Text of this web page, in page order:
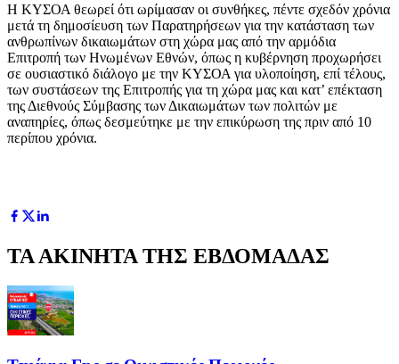
Η ΚΥΣΟΑ θεωρεί ότι ωρίμασαν οι συνθήκες, πέντε σχεδόν χρόνια
μετά τη δημοσίευση των Παρατηρήσεων για την κατάσταση των
ανθρωπίνων δικαιωμάτων στη χώρα μας από την αρμόδια
Επιτροπή των Ηνωμένων Εθνών, όπως η κυβέρνηση προχωρήσει
σε ουσιαστικό διάλογο με την ΚΥΣΟΑ για υλοποίηση, επί τέλους,
των συστάσεων της Επιτροπής για τη χώρα μας και κατ’ επέκταση
της Διεθνούς Σύμβασης των Δικαιωμάτων των πολιτών με
αναπηρίες, όπως δεσμεύτηκε με την επικύρωση της πριν από 10
περίπου χρόνια.
ΤΑ ΑΚΙΝΗΤΑ ΤΗΣ ΕΒΔΟΜΑΔΑΣ